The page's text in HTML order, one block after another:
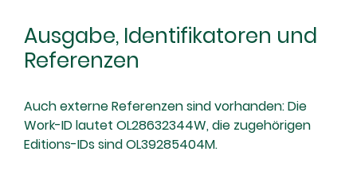
Ausgabe, Identifikatoren und
Referenzen
Auch externe Referenzen sind vorhanden: Die
Work-ID lautet OL28632344W, die zugehörigen
Editions-IDs sind OL39285404M.